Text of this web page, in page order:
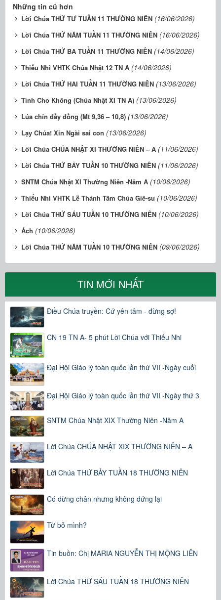
Những tin cũ hơn
Lời Chúa THỨ TƯ TUẦN 11 THƯỜNG NIÊN (16/06/2026)
Lời Chúa THỨ NĂM TUẦN 11 THƯỜNG NIÊN (16/06/2026)
Lời Chúa THỨ BA TUẦN 11 THƯỜNG NIÊN (14/06/2026)
Thiếu Nhi VHTK Chúa Nhật 12 TN A (14/06/2026)
Lời Chúa THỨ HAI TUẦN 11 THƯỜNG NIÊN (13/06/2026)
Tình Cho Không (Chúa Nhật XI TN A) (13/06/2026)
Lúa chín đầy đồng (Mt 9,36 – 10,8) (13/06/2026)
Lạy Chúa! Xin Ngài sai con (13/06/2026)
Lời Chúa CHÚA NHẬT XI THƯỜNG NIÊN – A (11/06/2026)
Lời Chúa THỨ BẢY TUẦN 10 THƯỜNG NIÊN (11/06/2026)
SNTM Chúa Nhật XI Thường Niên -Năm A (10/06/2026)
Thiếu Nhi VHTK Lễ Thánh Tâm Chúa Giê-su (10/06/2026)
Lời Chúa THỨ SÁU TUẦN 10 THƯỜNG NIÊN (10/06/2026)
Ách (10/06/2026)
Lời Chúa THỨ NĂM TUẦN 10 THƯỜNG NIÊN (09/06/2026)
TIN MỚI NHẤT
Điều Chúa truyền: Cứ yên tâm - đừng sợ!
CN 19 TN A- 5 phút Lời Chúa với Thiếu Nhi
Đại Hội Giáo lý toàn quốc lần thứ VII -Ngày cuối
Đại Hội Giáo lý toàn quốc lần thứ VII -Ngày thứ 3
SNTM Chúa Nhật XIX Thường Niên -Năm A
Lời Chúa CHÚA NHẬT XIX THƯỜNG NIÊN – A
Lời Chúa THỨ BẢY TUẦN 18 THƯỜNG NIÊN
Có dừng chân nhưng không đứng lại
Từ bỏ mình?
Tin buồn: Chị MARIA NGUYỄN THỊ MỘNG LIÊN
Lời Chúa THỨ SÁU TUẦN 18 THƯỜNG NIÊN